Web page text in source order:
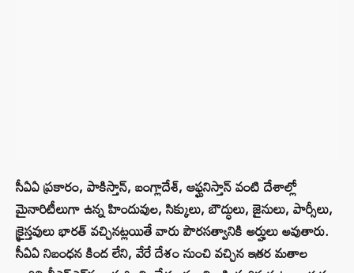
సీఏఏ ప్రకారం, పాకిస్తాన్, బంగ్లాదేశ్, ఆఫ్ఘనిస్తాన్ వంటి దేశాల్లో
మైనారిటీలుగా ఉన్న హిందువుల, సిక్కులు, బౌద్ధులు, జైనులు, పార్సీలు,
క్రైస్తవులు భారత్ వచ్చినట్లయితే వారు పౌరసత్వానికి అర్హులు అవుతారు.
సీఏఏ నిబంధన కింద లేని, వేరే దేశం నుంచి వచ్చిన ఇతర మతాల